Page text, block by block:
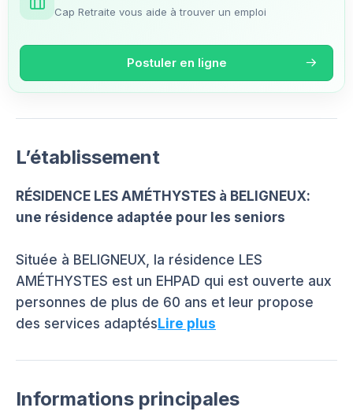
Cap Retraite vous aide à trouver un emploi
Postuler en ligne
L’établissement
RÉSIDENCE LES AMÉTHYSTES à BELIGNEUX:
une résidence adaptée pour les seniors
Située à BELIGNEUX, la résidence LES
AMÉTHYSTES est un EHPAD qui est ouverte aux
personnes de plus de 60 ans et leur propose
des services adaptésLire plus
Informations principales